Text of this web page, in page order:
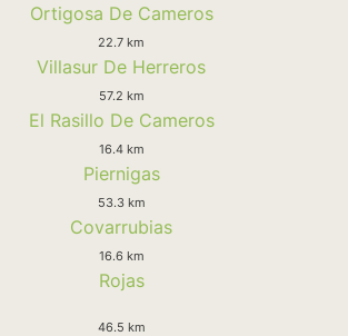
Ortigosa De Cameros
22.7 km
Villasur De Herreros
57.2 km
El Rasillo De Cameros
16.4 km
Piernigas
53.3 km
Covarrubias
16.6 km
Rojas
46.5 km